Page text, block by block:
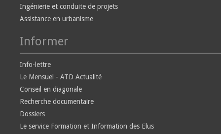
Ingénierie et conduite de projets
Assistance en urbanisme
Informer
Info-lettre
Le Mensuel - ATD Actualité
Conseil en diagonale
Recherche documentaire
Dossiers
Le service Formation et Information des Elus